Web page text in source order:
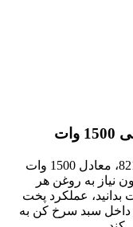
توان مصرفی این سرخ کن بدون روغن 8212، معادل 1500 وات
نیاز به روغن هر
بدانید، عملکرد پخت
داخل سبد سرخ کن به